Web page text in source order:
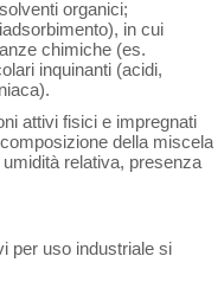
organici;
in cui
chimiche (es.
inquinanti (acidi,
attivi fisici e impregnati
della miscela
relativa, presenza
per uso industriale si